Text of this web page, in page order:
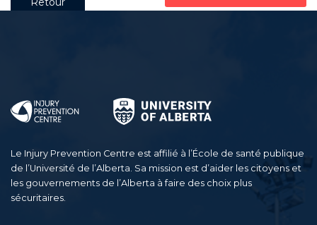
Le Injury Prevention Centre est affilié à l’École de santé publique
de l’Université de l’Alberta. Sa mission est d’aider les citoyens et
les gouvernements de l’Alberta à faire des choix plus
sécuritaires.